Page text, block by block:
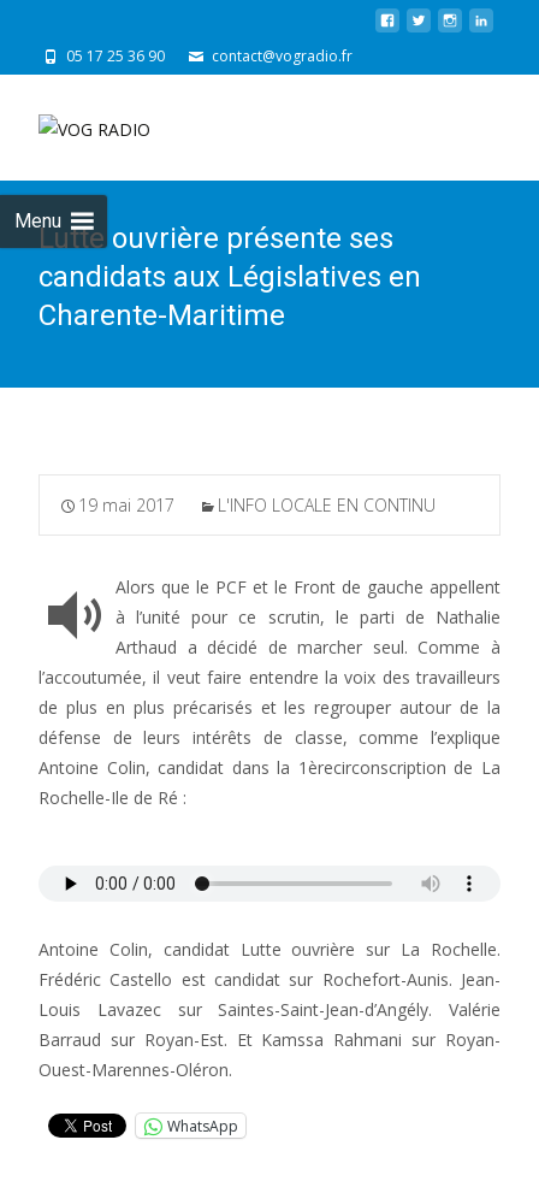
05 17 25 36 90 contact@vogradio.fr
Menu
Lutte ouvrière présente ses
candidats aux Législatives en
Charente-Maritime
19 mai 2017 L'INFO LOCALE EN CONTINU
Alors que le PCF et le Front de gauche appellent
à l’unité pour ce scrutin, le parti de Nathalie
Arthaud a décidé de marcher seul. Comme à
l’accoutumée, il veut faire entendre la voix des travailleurs
de plus en plus précarisés et les regrouper autour de la
défense de leurs intérêts de classe, comme l’explique
Antoine Colin, candidat dans la 1èrecirconscription de La
Rochelle-Ile de Ré :
Antoine Colin, candidat Lutte ouvrière sur La Rochelle.
Frédéric Castello est candidat sur Rochefort-Aunis. Jean-
Louis Lavazec sur Saintes-Saint-Jean-d’Angély. Valérie
Barraud sur Royan-Est. Et Kamssa Rahmani sur Royan-
Ouest-Marennes-Oléron.
WhatsApp